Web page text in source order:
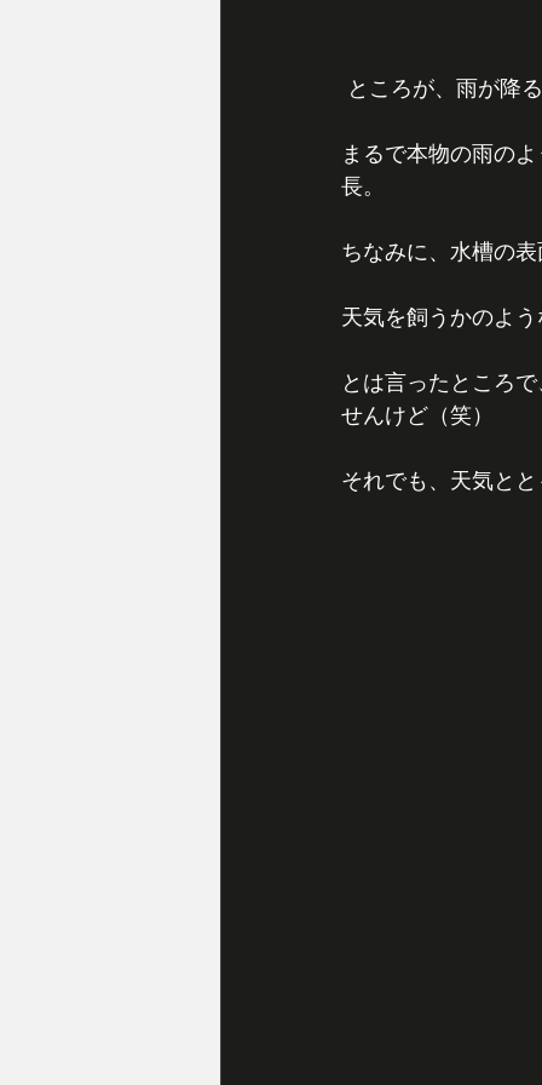
ところが、雨が降
まるで本物の雨の
長。
ちなみに、水槽の
天気を飼うかのよ
とは言ったところ
せんけど（笑）
それでも、天気と